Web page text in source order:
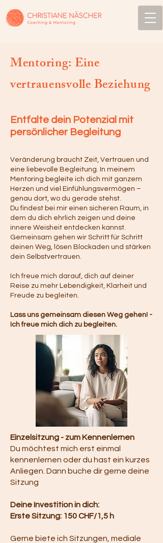
Mentoring: Eine
vertrauensvolle Beziehung
Entfalte dein Potenzial mit
persönlicher Begleitung
Veränderung braucht Zeit, Vertrauen und
eine liebevolle Begleitung. In meinem
Mentoring begleite ich dich mit ganzem
Herzen und viel Einfühlungsvermögen –
genau dort, wo du gerade stehst.
Du findest bei mir einen sicheren Raum, in
dem du dich ehrlich zeigen und deine
innere Weisheit entdecken kannst.
Gemeinsam gehen wir Schritt für Schritt
deinen Weg, lösen Blockaden und stärken
dein Selbstvertrauen.
Ich freue mich darauf, dich auf deiner
Reise zu mehr Lebendigkeit, Klarheit und
Freude zu begleiten.
Lass uns gemeinsam diesen Weg gehen! -
Ich freue mich dich zu begleiten.
Einzelsitzung - zum Kennenlernen
Du möchtest mich erst einmal
kennenlernen oder du hast ein kurzes
Anliegen. Dann buche dir gerne deine
Sitzung
Deine Investition in dich:
Erste Sitzung: 150 CHF/1,5 h
Gerne biete ich Sitzungen, mediale